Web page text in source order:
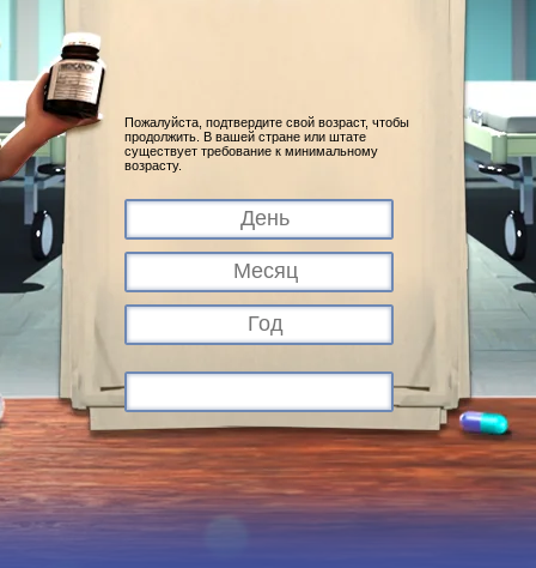
Пожалуйста, подтвердите свой возраст, чтобы
продолжить. В вашей стране или штате
существует требование к минимальному
возрасту.